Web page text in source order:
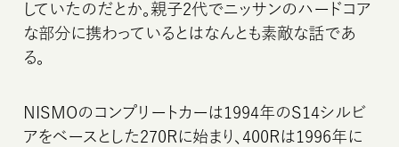
していたのだとか。親子2代でニッサンのハードコア
な部分に携わっているとはなんとも素敵な話であ
る。
NISMOのコンプリートカーは1994年のS14シルビ
アをベースとした270Rに始まり、400Rは1996年に